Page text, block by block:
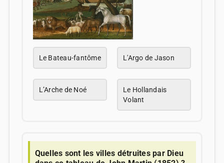
Le Bateau-fantôme L'Argo de Jason
L’Arche de Noé
Le Hollandais
Volant
Quelles sont les villes détruites par Dieu